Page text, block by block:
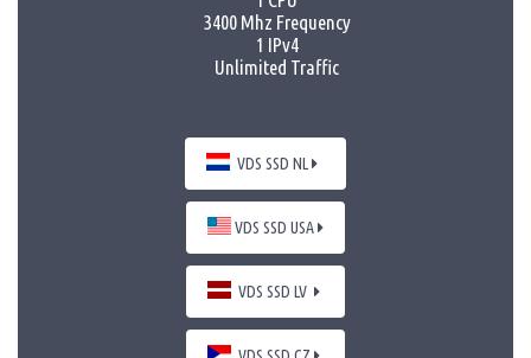
3400 Mhz Frequency
1 IPv4
Unlimited Traffic
VDS SSD NL
VDS SSD USA
VDS SSD LV